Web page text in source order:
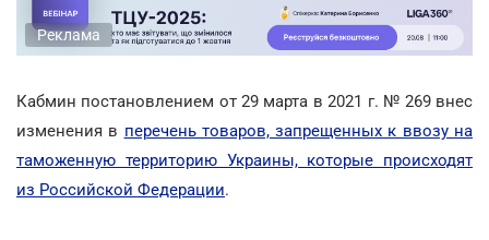
Реклама
Кабмин постановлением от 29 марта в 2021 г. № 269 внес
изменения в перечень товаров, запрещенных к ввозу на
таможенную территорию Украины, которые происходят
из Российской Федерации.